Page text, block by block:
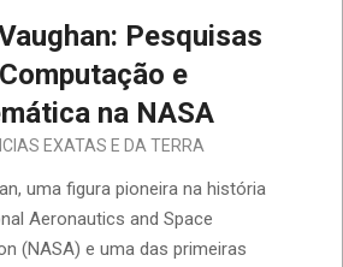
Pesquisas
e
na NASA
EXATAS E DA TERRA
uma figura pioneira na história
Aeronautics and Space
(NASA) e uma das primeiras